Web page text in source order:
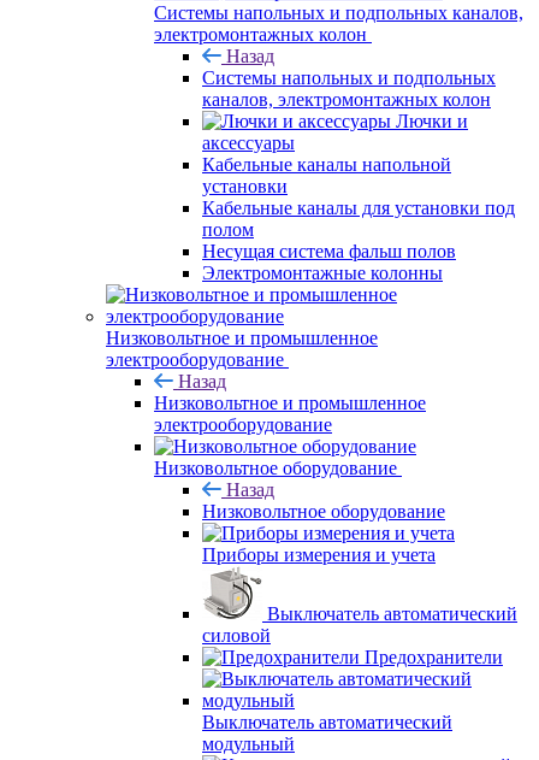
Системы напольных и подпольных каналов,
электромонтажных колон
Назад
Системы напольных и подпольных
каналов, электромонтажных колон
Лючки и
аксессуары
Кабельные каналы напольной
установки
Кабельные каналы для установки под
полом
Несущая система фальш полов
Электромонтажные колонны
Низковольтное и промышленное
электрооборудование
Назад
Низковольтное и промышленное
электрооборудование
Низковольтное оборудование
Назад
Низковольтное оборудование
Приборы измерения и учета
Выключатель автоматический
силовой
Предохранители
Выключатель автоматический
модульный